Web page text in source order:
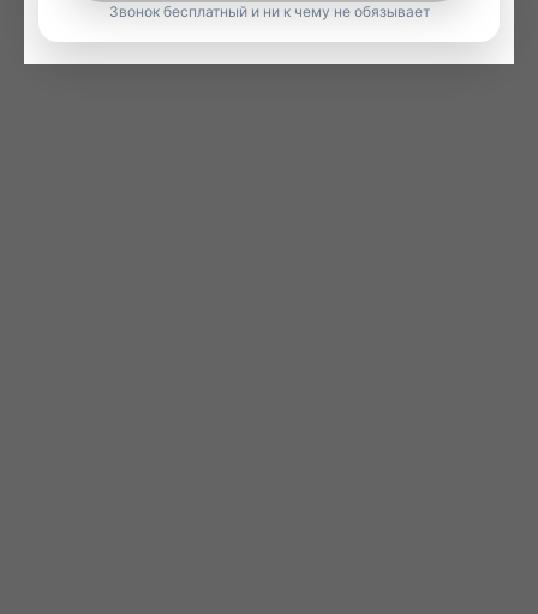
Звонок бесплатный и ни к чему не обязывает